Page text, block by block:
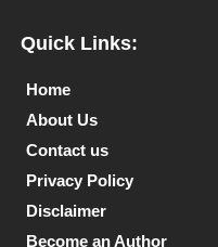
Quick Links:
Home
About Us
Contact us
Privacy Policy
Disclaimer
Become an Author